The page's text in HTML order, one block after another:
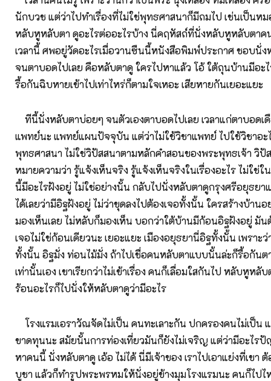
นักบวช แต่ว่าไปทำเรื่องที่ไม่ใช่พุทธศาสนาก็มีถมไป เช่นเป็นห
หลับหูหลับตา ดูอะไรต่ออะไรบ้าง นี่คฤหัสถ์ที่นั่งหลับหูหลับตาค
เวลานี้ ศพอยู่วัดอะไรเมื่อวานซืนนี้หนังสือพิมพ์ประกาศ ชอบนั่
จนตาบอดไปเลย คือหลับตาดู ใครไปหาแล้ว โอ้ ใต้ถุนบ้านมีอะ
รื้อกันฉิบหายเข้าไปเท่าไหร่ก็ตามใจเหอะ เสียหายกันเยอะแยะ
ทีนี้นั่งหลับตาบ่อยๆ จนตัวเองตาบอดไปเลย เวลาแก่ตาบอดเ
แพทย์นะ แพทย์แผนปัจจุบัน แต่ว่าไม่ใช้วิชาแพทย์ ไปใช้วิชาอะไ
พุทธศาสนา ไม่ใช่วิปัสสนาตามหลักคำสอนของพระพุทธเจ้า วิปั
หมายความว่า รู้แจ้งเห็นจริง รู้แจ้งเห็นจริงในเรื่องอะไร ไม่ใช่ใ
นี้มีอะไรฝังอยู่ ไม่ใช่อย่างนั้น กลับไปนั่งหลับตาดูกรุงศรีอยุธยา
ได้เลยว่ามีอิฐฝังอยู่ ไม่ว่าขุดลงไปต้องเจอทั้งนั้น ใครสร้างบ้าน
มองเห็นเลย ไม่หลับก็มองเห็น บอกว่าใต้บ้านมีก้อนอิฐฝังอยู่ มัน
เจอไม่ใช่ก้อนเดียวนะ เยอะแยะ เมืองอยุธยานี่อิฐทั้งนั้น เพราะว่
ทั้งนั้น อิฐมั่ง ท่อนไม้มั่ง ถ้าไปเชื่อคนหลับตาแบบนั้นล่ะก็รื้อกันต
เท่านั้นเอง เขาเรียกว่าไม่เข้าเรื่อง คนก็เลื่อมใสกันไป หลับหูห
ร้อนอะไรก็ไปนั่งให้หลับตาดูว่ามีอะไร
โรงแรมเอราวัณจัดไม่เป็น คนทะเลาะกัน ปกครองคนไม่เป็น
ขาดทุนนะ สมัยนั้นการท่องเที่ยวมันก็ยังไม่เจริญ แต่ว่ามีอะไรปั
หาคนนี้ นั่งหลับตาดู เอ้อ ไม่ได้ นี่มีเจ้าของ เราไปเอาแย่งที่เขา
บูชา แล้วก็ทำรูปพระพรหมให้นั่งอยู่ข้างมุมโรงแรมนะ คนก็ไป